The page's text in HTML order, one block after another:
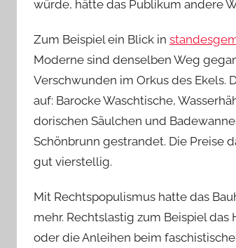
würde, hätte das Publikum andere
Zum Beispiel ein Blick in
Moderne sind denselben Weg
Verschwunden im Orkus des
auf: Barocke Waschtische,
dorischen Säulchen und
Schönbrunn gestrandet. Die Preise
gut vierstellig.
Mit Rechtspopulismus hatte das
mehr. Rechtslastig zum Beispiel
oder die Anleihen beim